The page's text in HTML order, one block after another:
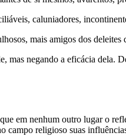
caluniadores,
mais amigos dos deleites
mas negando a eficácia dela.
em nenhum outro lugar o
campo religioso suas